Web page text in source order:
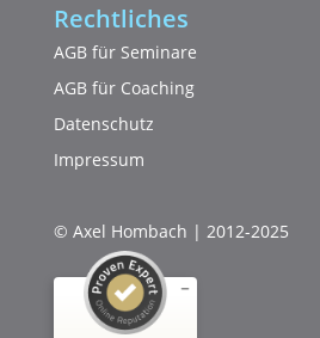
Rechtliches
AGB für Seminare
AGB für Coaching
Datenschutz
Impressum
© Axel Hombach | 2012-2025
Kundenbewertungen und Erfahrungen zu